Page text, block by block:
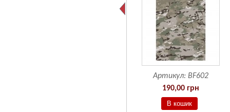
Артикул: BF602
190,00 грн